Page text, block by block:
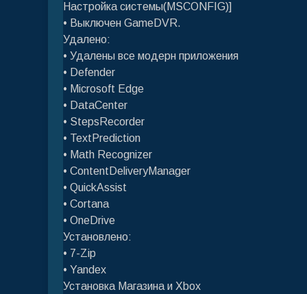
Настройка системы(MSCONFIG)]
• Выключен GameDVR.
Удалено:
• Удалены все модерн приложения
• Defender
• Microsoft Edge
• DataCenter
• StepsRecorder
• TextPrediction
• Math Recognizer
• ContentDeliveryManager
• QuickAssist
• Cortana
• OneDrive
Установлено:
• 7-Zip
• Yandex
Установка Магазина и Xbox